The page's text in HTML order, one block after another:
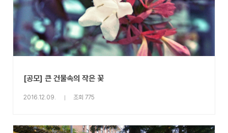
[공모] 큰 건물속의 작은 꽃
2016.12.09. 조회 775